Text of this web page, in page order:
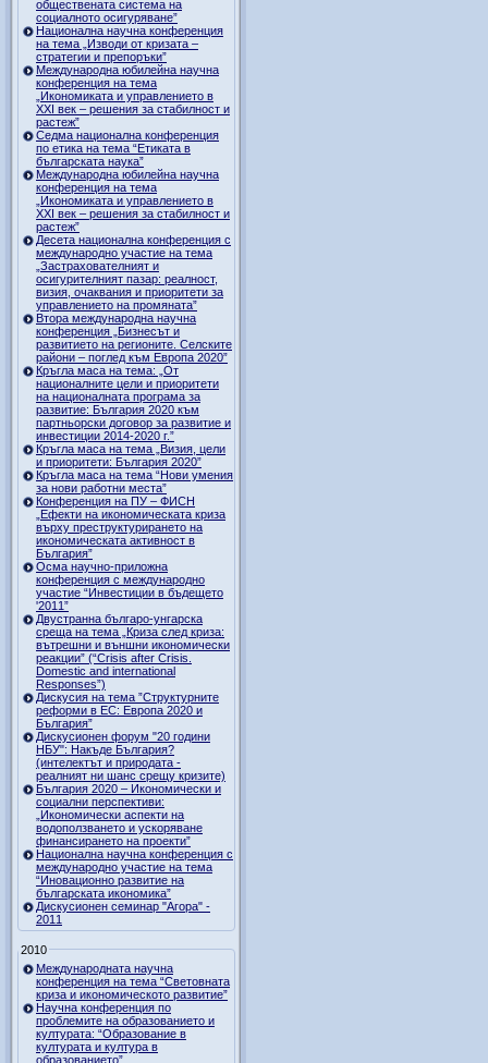
обществената система на
социалното осигуряване”
Национална научна конференция
на тема „Изводи от кризата –
стратегии и препоръки”
Международна юбилейна научна
конференция на тема
„Икономиката и управлението в
ХХI век – решения за стабилност и
растеж”
Седма национална конференция
по етика на тема “Етиката в
българската наука”
Международна юбилейна научна
конференция на тема
„Икономиката и управлението в
ХХI век – решения за стабилност и
растеж”
Десета национална конференция с
международно участие на тема
„Застрахователният и
осигурителният пазар: реалност,
визия, очаквания и приоритети за
управлението на промяната”
Втора международна научна
конференция „Бизнесът и
развитието на регионите. Селските
райони – поглед към Европа 2020”
Кръгла маса на тема: „От
националните цели и приоритети
на националната програма за
развитие: България 2020 към
партньорски договор за развитие и
инвестиции 2014-2020 г.”
Кръгла маса на тема „Визия, цели
и приоритети: България 2020”
Кръгла маса на тема “Нови умения
за нови работни места”
Конференция на ПУ – ФИСН
„Ефекти на икономическата криза
върху преструктурирането на
икономическата активност в
България”
Осма научно-приложна
конференция с международно
участие “Инвестиции в бъдещето
'2011”
Двустранна българо-унгарска
среща на тема „Криза след криза:
вътрешни и външни икономически
реакции” (“Crisis after Crisis.
Domestic and international
Responses”)
Дискусия на тема ”Структурните
реформи в ЕС: Европа 2020 и
България”
Дискусионен форум "20 години
НБУ": Накъде България?
(интелектът и природата -
реалният ни шанс срещу кризите)
България 2020 – Икономически и
социални перспективи:
„Икономически аспекти на
водоползването и ускоряване
финансирането на проекти”
Национална научна конференция с
международно участие на тема
“Иновационно развитие на
българската икономика”
Дискусионен семинар "Агора" -
2011
2010
Международната научна
конференция на тема “Световната
криза и икономическото развитие”
Научна конференция по
проблемите на образованието и
културата: “Образование в
културата и култура в
образованието”